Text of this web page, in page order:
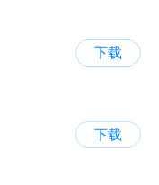
下载
下载